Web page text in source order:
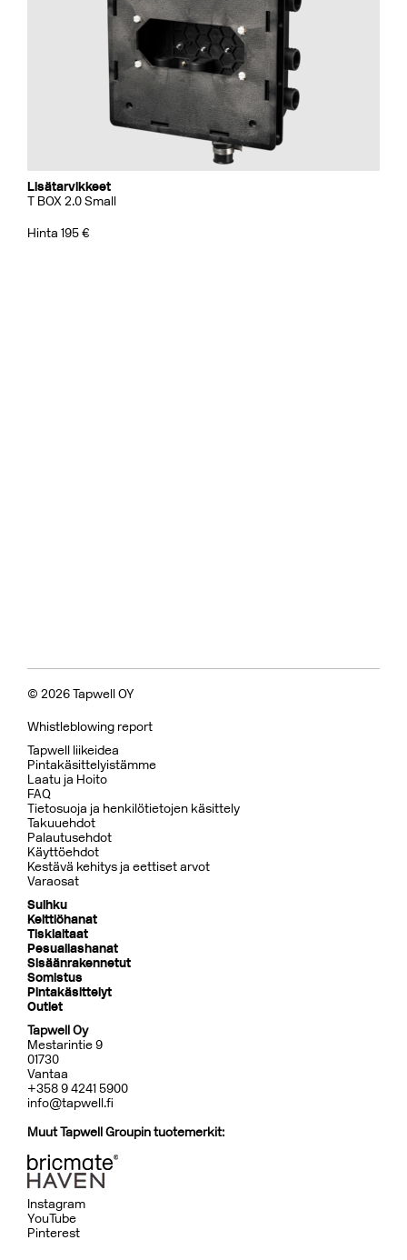
Lisätarvikkeet
T BOX 2.0 Small
Hinta 195 €
© 2026 Tapwell OY
Whistleblowing report
Tapwell liikeidea
Pintakäsittelyistämme
Laatu ja Hoito
FAQ
Tietosuoja ja henkilötietojen käsittely
Takuuehdot
Palautusehdot
Käyttöehdot
Kestävä kehitys ja eettiset arvot
Varaosat
Suihku
Keittiöhanat
Tiskialtaat
Pesuallashanat
Sisäänrakennetut
Somistus
Pintakäsittelyt
Outlet
Tapwell Oy
Mestarintie 9
01730
Vantaa
+358 9 4241 5900
info@tapwell.fi
Muut Tapwell Groupin tuotemerkit:
Instagram
YouTube
Pinterest